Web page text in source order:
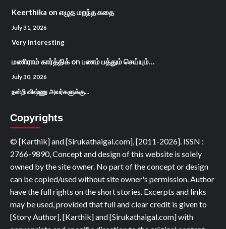
Keerthika on எழுத மறந்த கதை
July 31, 2026
Very interesting
மணிராம் கார்த்திக்on பணம் பத்தும் செய்யும்…
July 30, 2026
நன்றி விஷ்ணு அவர்களுக்கு...
Copyrights
© [Karthik] and [Sirukathaigal.com], [2011-2026]. ISSN :
2766-9890, Concept and design of this website is solely
owned by the site owner. No part of the concept or design
can be copied/used without site owner's permission. Author
have the full rights on the short stories. Excerpts and links
may be used, provided that full and clear credit is given to
[Story Author], [Karthik] and [Sirukathaigal.com] with